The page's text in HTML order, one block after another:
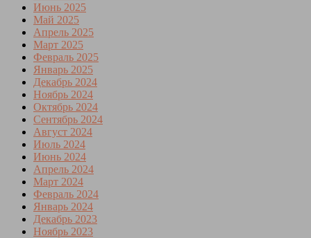
Июнь 2025
Май 2025
Апрель 2025
Март 2025
Февраль 2025
Январь 2025
Декабрь 2024
Ноябрь 2024
Октябрь 2024
Сентябрь 2024
Август 2024
Июль 2024
Июнь 2024
Апрель 2024
Март 2024
Февраль 2024
Январь 2024
Декабрь 2023
Ноябрь 2023